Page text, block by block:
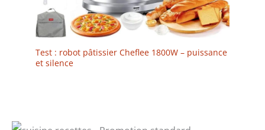
Test : robot pâtissier Cheflee 1800W – puissance
et silence